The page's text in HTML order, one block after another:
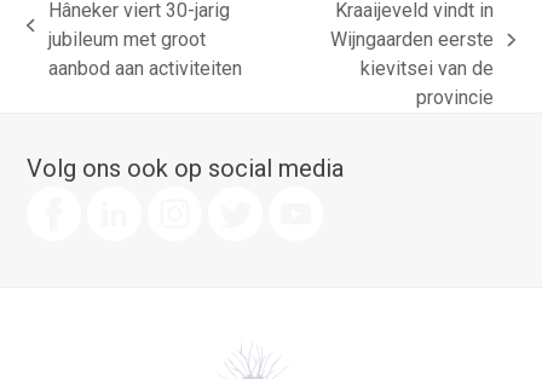
previous
post:
Hâneker viert 30-jarig
jubileum met groot
aanbod aan activiteiten
Kraaijeveld vindt in
Wijngaarden eerste
kievitsei van de
provincie
Volg ons ook op social media